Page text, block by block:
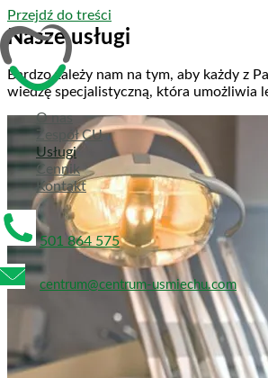
Przejdź do treści
O nas
Zespół CU
Usługi
Cennik
Kontakt
501 864 575
centrum@centrum-usmiechu.com
Nasze usługi
Bardzo zależy nam na tym, aby każdy z
wiedzę specjalistyczną, która umożliwia